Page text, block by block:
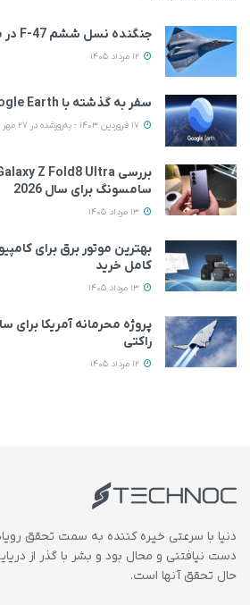
جنگنده نسل ششم F-47 در مسیر نخستین پرواز
سفر به گذشته با Google Earth
سامسونگ برای سال 2026
بهترین موتور برق برای
کامل خرید
پروژه محرمانه آمریکا برای
راکتی
دنیا با سرعتی خیره کننده به سمت تحقق
دست نیافتنی و محال بود و بشر با گذر از
حال تحقق آنها است.